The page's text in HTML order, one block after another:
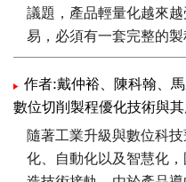
議題，產品輕量化越來
易，必須有一套完整的
力。本文將提出一套針
術，透過整個加工系統的
程效率預測找出最佳的
統的製程規劃方法與結果
傳統技術而無法突破之
作者:戴仲裕、陳科翰、
數位切削製程優化技術與
隨著工業升級與數位科
化、自動化以及智慧化